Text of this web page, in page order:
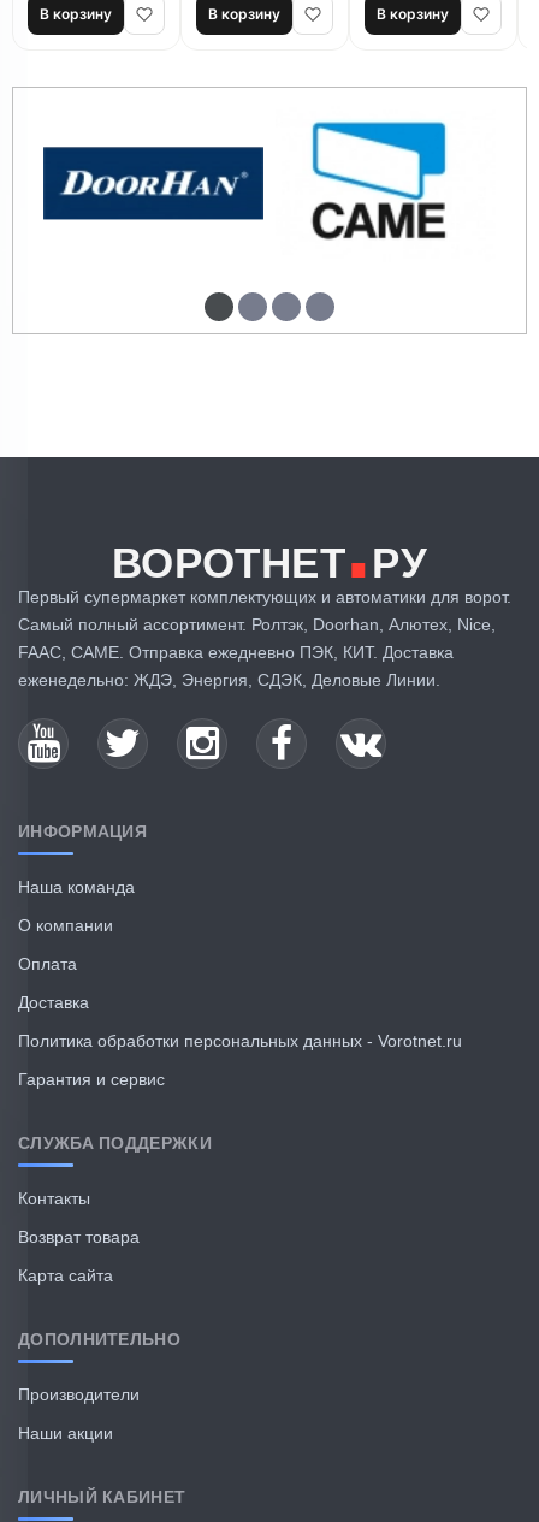
В корзину В корзину В корзину
ВОРОТНЕТ.РУ
Первый супермаркет комплектующих и автоматики для ворот.
Самый полный ассортимент. Ролтэк, Doorhan, Алютех, Nice,
FAAC, CAME. Отправка ежедневно ПЭК, КИТ. Доставка
еженедельно: ЖДЭ, Энергия, СДЭК, Деловые Линии.
ИНФОРМАЦИЯ
Наша команда
О компании
Оплата
Доставка
Политика обработки персональных данных - Vorotnet.ru
Гарантия и сервис
СЛУЖБА ПОДДЕРЖКИ
Контакты
Возврат товара
Карта сайта
ДОПОЛНИТЕЛЬНО
Производители
Наши акции
ЛИЧНЫЙ КАБИНЕТ